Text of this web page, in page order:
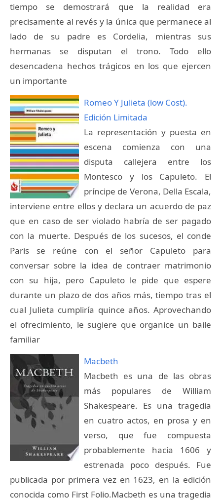
tiempo se demostrará que la realidad era
precisamente al revés y la única que permanece al
lado de su padre es Cordelia, mientras sus
hermanas se disputan el trono. Todo ello
desencadena hechos trágicos en los que ejercen
un importante
Romeo Y Julieta (low Cost).
Edición Limitada
La representación y puesta en
escena comienza con una
disputa callejera entre los
Montesco y los Capuleto. El
príncipe de Verona, Della Escala,
interviene entre ellos y declara un acuerdo de paz
que en caso de ser violado habría de ser pagado
con la muerte. Después de los sucesos, el conde
Paris se reúne con el señor Capuleto para
conversar sobre la idea de contraer matrimonio
con su hija, pero Capuleto le pide que espere
durante un plazo de dos años más, tiempo tras el
cual Julieta cumpliría quince años. Aprovechando
el ofrecimiento, le sugiere que organice un baile
familiar
Macbeth
Macbeth es una de las obras
más populares de William
Shakespeare. Es una tragedia
en cuatro actos, en prosa y en
verso, que fue compuesta
probablemente hacia 1606 y
estrenada poco después. Fue
publicada por primera vez en 1623, en la edición
conocida como First Folio.Macbeth es una tragedia